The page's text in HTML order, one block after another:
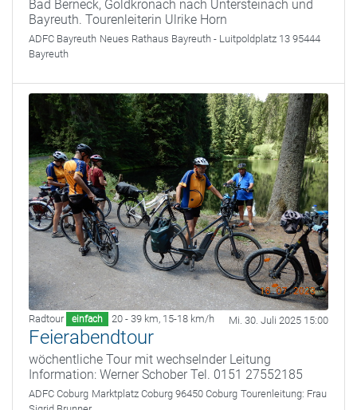
Bad Berneck, Goldkronach nach Untersteinach und
Bayreuth. Tourenleiterin Ulrike Horn
ADFC Bayreuth Neues Rathaus Bayreuth - Luitpoldplatz 13 95444
Bayreuth
Radtour einfach 20 - 39 km, 15-18 km/h Mi. 30. Juli 2025 15:00
Feierabendtour
wöchentliche Tour mit wechselnder Leitung
Information: Werner Schober Tel. 0151 27552185
ADFC Coburg Marktplatz Coburg 96450 Coburg Tourenleitung: Frau